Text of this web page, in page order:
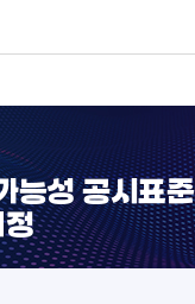
능성 공시